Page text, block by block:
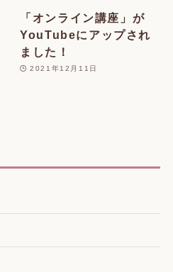
「オンライン講座」が
YouTubeにアップされ
ました！
2021年12月11日